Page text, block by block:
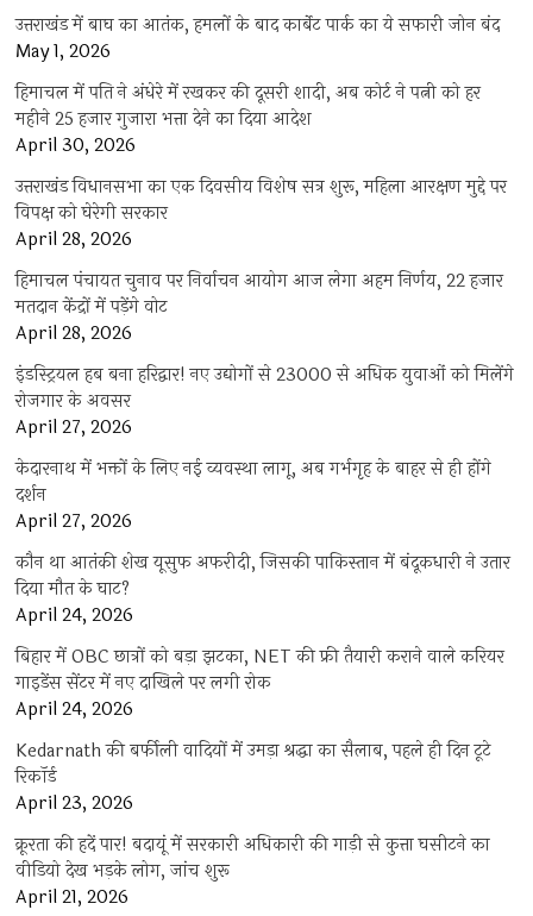
उत्तराखंड में बाघ का आतंक, हमलों के बाद कार्बेट पार्क का ये सफारी जोन बंद
May 1, 2026
हिमाचल में पति ने अंधेरे में रखकर की दूसरी शादी, अब कोर्ट ने पत्नी को हर
महीने 25 हजार गुजारा भत्ता देने का दिया आदेश
April 30, 2026
उत्तराखंड विधानसभा का एक दिवसीय विशेष सत्र शुरू, महिला आरक्षण मुद्दे पर
विपक्ष को घेरेगी सरकार
April 28, 2026
हिमाचल पंचायत चुनाव पर निर्वाचन आयोग आज लेगा अहम निर्णय, 22 हजार
मतदान केंद्रों में पड़ेंगे वोट
April 28, 2026
इंडस्ट्रियल हब बना हरिद्वार! नए उद्योगों से 23000 से अधिक युवाओं को मिलेंगे
रोजगार के अवसर
April 27, 2026
केदारनाथ में भक्तों के लिए नई व्यवस्था लागू, अब गर्भगृह के बाहर से ही होंगे
दर्शन
April 27, 2026
कौन था आतंकी शेख यूसुफ अफरीदी, जिसकी पाकिस्तान में बंदूकधारी ने उतार
दिया मौत के घाट?
April 24, 2026
बिहार में OBC छात्रों को बड़ा झटका, NET की फ्री तैयारी कराने वाले करियर
गाइडेंस सेंटर में नए दाखिले पर लगी रोक
April 24, 2026
Kedarnath की बर्फीली वादियों में उमड़ा श्रद्धा का सैलाब, पहले ही दिन टूटे
रिकॉर्ड
April 23, 2026
क्रूरता की हदें पार! बदायूं में सरकारी अधिकारी की गाड़ी से कुत्ता घसीटने का
वीडियो देख भड़के लोग, जांच शुरू
April 21, 2026